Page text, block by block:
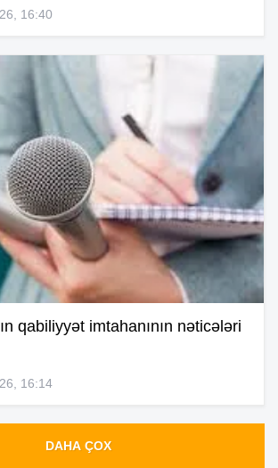
16:40
qabiliyyət imtahanının nəticələri
16:14
DAHA ÇOX